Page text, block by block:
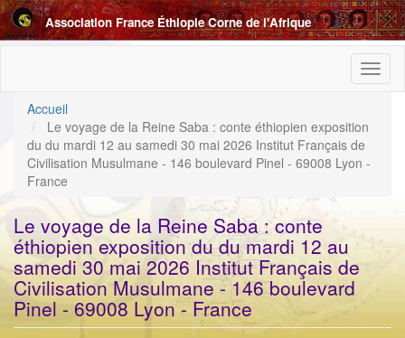
Aller
au
contenu
Association France Éthiopie Corne de l'Afrique
Accueil
Le voyage de la Reine Saba : conte éthiopien exposition
du du mardi 12 au samedi 30 mai 2026 Institut Français de
Civilisation Musulmane - 146 boulevard Pinel - 69008 Lyon -
France
Le voyage de la Reine Saba : conte
éthiopien exposition du du mardi 12 au
samedi 30 mai 2026 Institut Français de
Civilisation Musulmane - 146 boulevard
Pinel - 69008 Lyon - France